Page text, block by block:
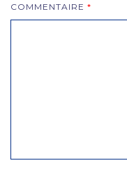
COMMENTAIRE *